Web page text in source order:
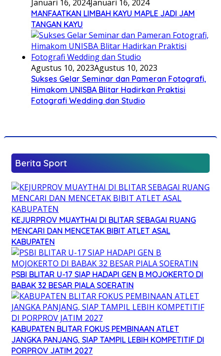
Januari 16, 2024Januari 16, 2024
MANFAATKAN LIMBAH KAYU MAPLE JADI JAM
TANGAN KAYU
Agustus 10, 2023Agustus 10, 2023
Sukses Gelar Seminar dan Pameran Fotografi,
Himakom UNISBA Blitar Hadirkan Praktisi
Fotografi Wedding dan Studio
Berita Sport
KEJURPROV MUAYTHAI DI BLITAR SEBAGAI RUANG
MENCARI DAN MENCETAK BIBIT ATLET ASAL
KABUPATEN
PSBI BLITAR U-17 SIAP HADAPI GEN B MOJOKERTO DI
BABAK 32 BESAR PIALA SOERATIN
KABUPATEN BLITAR FOKUS PEMBINAAN ATLET
JANGKA PANJANG, SIAP TAMPIL LEBIH KOMPETITIF DI
PORPROV JATIM 2027